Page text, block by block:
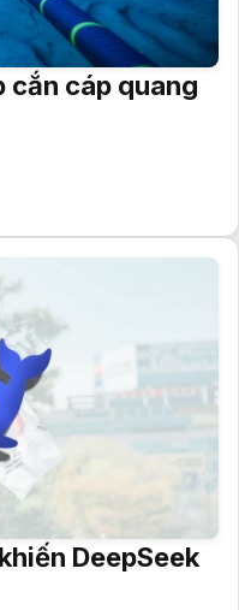
cắn cáp quang
DeepSeek